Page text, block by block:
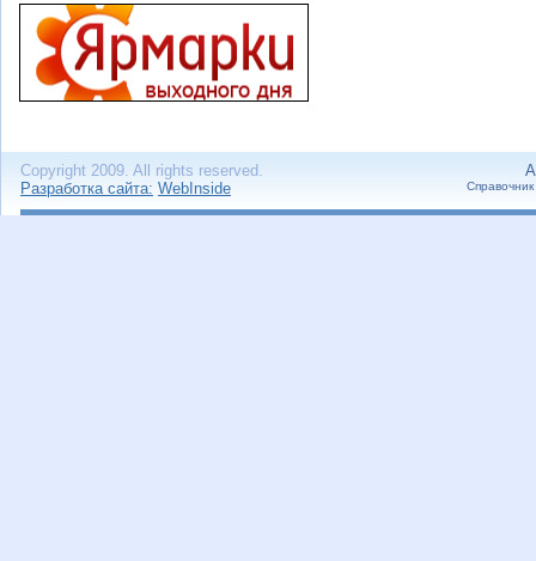
Copyright 2009. All rights reserved.
Разработка сайта: WebInside